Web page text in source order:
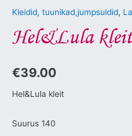
Kleidid, tuunikad,jumpsuidid,
Hel&Lula
€39.00
Hel&Lula kleit
Suurus 140